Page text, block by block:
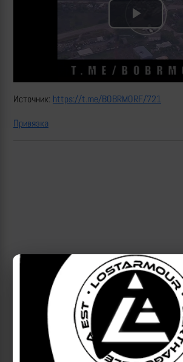
Play
Video
Источник: https://t.me/BOBRMORF/721
Привязка